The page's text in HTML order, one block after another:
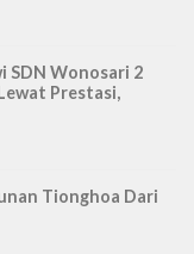
SDN Wonosari 2
Prestasi,
Tionghoa Dari